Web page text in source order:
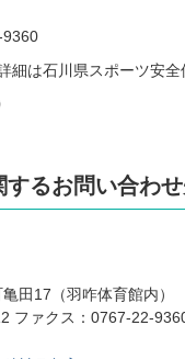
9360
細は石川県スポーツ安全
するお問い合わ
亀田17（羽咋体育館内）
ファクス：0767-22-